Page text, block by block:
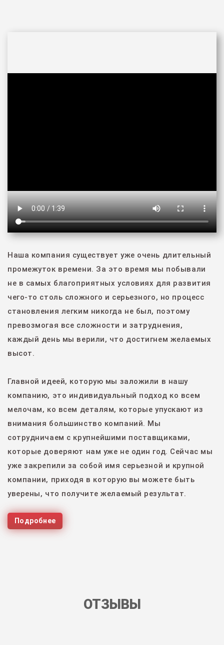
Наша компания существует уже очень длительный
промежуток времени. За это время мы побывали
не в самых благоприятных условиях для развития
чего-то столь сложного и серьезного, но процесс
становления легким никогда не был, поэтому
превозмогая все сложности и затруднения,
каждый день мы верили, что достигнем желаемых
высот.
Главной идеей, которую мы заложили в нашу
компанию, это индивидуальный подход ко всем
мелочам, ко всем деталям, которые упускают из
внимания большинство компаний. Мы
сотрудничаем с крупнейшими поставщиками,
которые доверяют нам уже не один год. Сейчас мы
уже закрепили за собой имя серьезной и крупной
компании, приходя в которую вы можете быть
уверены, что получите желаемый результат.
Подробнее
ОТЗЫВЫ